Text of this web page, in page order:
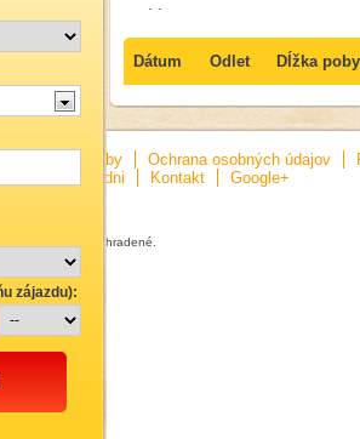
zájazdu):
Dátum Odlet Dĺžka
Platby Ochrana osobných údajov
vo Viedni Kontakt Google+
Všetky práva vyhradené.